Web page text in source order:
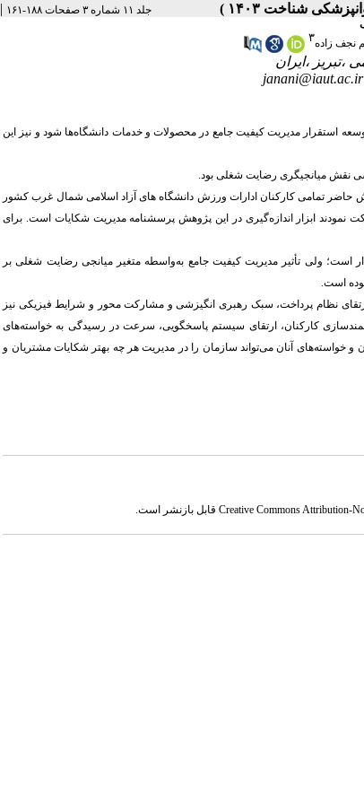
جلد ۱۱ شماره ۳ صفحات ۱۸۸-۱۶۱ |
نجف زاده۳
janani@iaut.ac.ir
استقرار مدیریت کیفیت جامع در محصولات و خدمات دانشگاه‌ها شود و نیز این
نقش میانجیگری رضایت شغلی بود.
حاضر تمامی کارکنان ادارات ورزش دانشگاه های آزاد اسلامی شمال غرب کشور
پرسشنامه مدیریت شکایات است. برای
است؛ ولی تأثیر مدیریت کیفیت جامع به‌واسطه متغیر میانجی رضایت شغلی بر
است.
ارتقای نظام پرداخت، سبک رهبری انگیزشی و مشارکت محور و شرایط فیزیکی نیز
کارکنان، ارتقای سیستم پاسخگویی، سرعت در رسیدگی به خواسته‌های
خواسته‌های آنان می‌تواند سازمان را در مدیریت هر چه بهتر شکایات مشتریان و
Creative Commons Attribution-قابل بازنشر است.